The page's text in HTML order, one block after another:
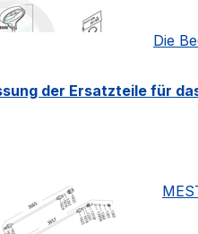
Die
der Ersatzteile für